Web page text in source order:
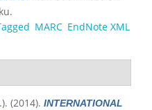
MARC EndNote XML
. (2014). INTERNATIONAL